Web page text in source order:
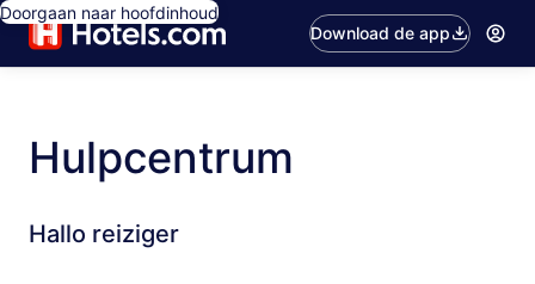
Doorgaan naar hoofdinhoud
Download de app
Hulpcentrum
Hallo reiziger